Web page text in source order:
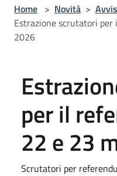
Home > Novità >
Estrazione scrutatori
2026
per il
22 e 23
Scrutatori per